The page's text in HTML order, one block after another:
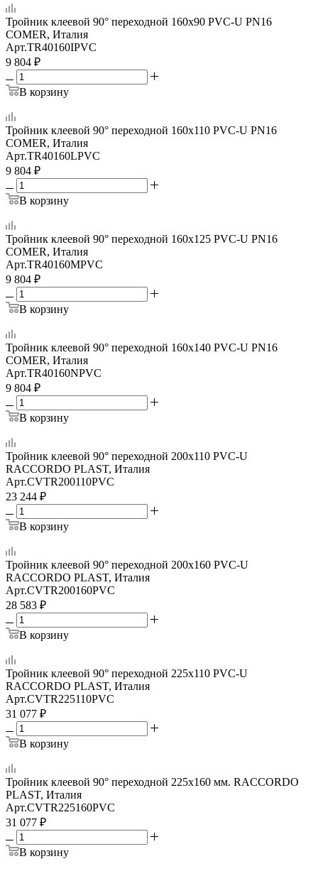
Тройник клеевой 90° переходной 160x90 PVC-U PN16
COMER, Италия
Арт.TR40160IPVC
9 804 ₽
В корзину
Тройник клеевой 90° переходной 160x110 PVC-U PN16
COMER, Италия
Арт.TR40160LPVC
9 804 ₽
В корзину
Тройник клеевой 90° переходной 160х125 PVC-U PN16
COMER, Италия
Арт.TR40160MPVC
9 804 ₽
В корзину
Тройник клеевой 90° переходной 160х140 PVC-U PN16
COMER, Италия
Арт.TR40160NPVC
9 804 ₽
В корзину
Тройник клеевой 90° переходной 200x110 PVC-U
RACCORDO PLAST, Италия
Арт.CVTR200110PVC
23 244 ₽
В корзину
Тройник клеевой 90° переходной 200x160 PVC-U
RACCORDO PLAST, Италия
Арт.CVTR200160PVC
28 583 ₽
В корзину
Тройник клеевой 90° переходной 225x110 PVC-U
RACCORDO PLAST, Италия
Арт.CVTR225110PVC
31 077 ₽
В корзину
Тройник клеевой 90° переходной 225x160 мм. RACCORDO
PLAST, Италия
Арт.CVTR225160PVC
31 077 ₽
В корзину